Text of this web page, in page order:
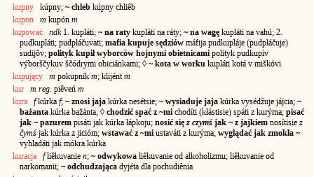
kupny kúpny; ~ chleb kúpny chliêb
kupon
m kupón m
kupować
ndk1. kupláti; ~ na raty kupláti na ráty; ~ na wagę kupláti na vahú; 2.
pudkupláti; pudpłáčuvati; mafia kupuje sędziów máfija pudkupláje (pudpłáčuje)
sudijôv; polityk kupił wyborców hojnymi obietnicami polítyk pudkupív
výborščykuv ščódrymi obiciánkami; ◊ ~ kota w worku kupláti kotá v miškóvi
kupujący
m pokupník m; klijént m
kur
m reg. piêveń m
kura
fkúrka f; ~ znosi jaja kúrka nesétsie; ~ wysiaduje jaja kúrka vysédžuje jájcia; ~
bażanta kúrka bažánta; ◊ chodzić spać z ~mi chodíti (kłástisie) spáti z kurýma; pisać
jak ~ pazurem pisáti jak kúrka łápkoju; nosić się z czymś jak ~ z jajkiem nosítisie z
čymś jak kúrka z jicióm; wstawać z ~mi ustaváti z kurýma; wyglądać jak zmokła ~
vyhladáti jak mókra kúrka
kuracja
fliêkuvanie n; ~ odwykowa liêkuvanie od alkoholizmu; liêkuvanie od
narkomanii; ~ odchudzająca dyjéta dla pochudiênia